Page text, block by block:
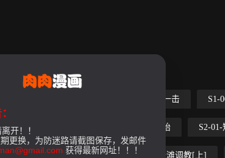
S1-05-最后一击 S1-
S1-11-洋娃娃 S1-12-这只是个开始 S2-
初战[下] S2-06-接触 S2-07-沙滩调教[上]
开！！
更换，为防迷路请截图保存，发邮件
获得最新网址！！！